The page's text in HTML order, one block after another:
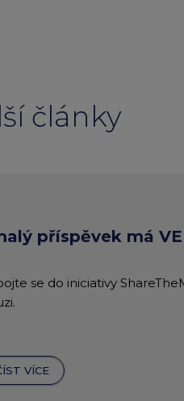
články
příspěvek má
se do iniciativy
VÍCE